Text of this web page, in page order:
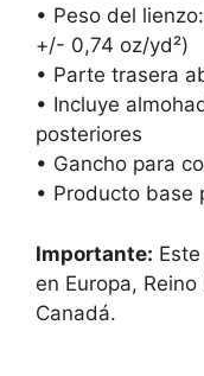
• Peso del
+/- 0,74 oz/yd²)
• Parte trasera
• Incluye
posteriores
• Gancho para
• Producto base
Importante:
en Europa,
Canadá.